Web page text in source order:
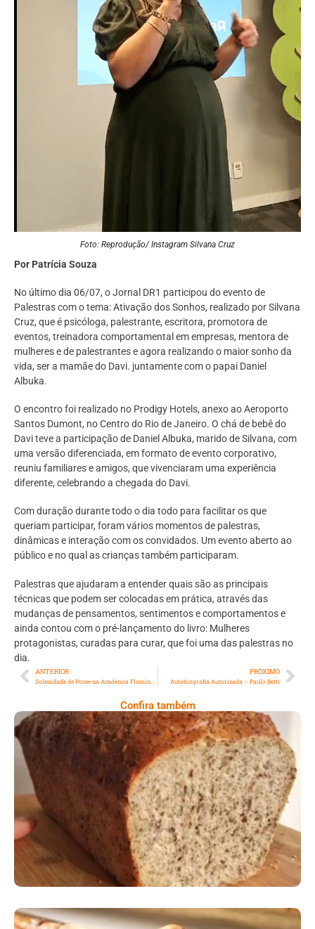
Foto: Reprodução/ Instagram Silvana Cruz
Por Patrícia Souza
No último dia 06/07, o Jornal DR1 participou do evento de
Palestras com o tema: Ativação dos Sonhos, realizado por Silvana
Cruz, que é psicóloga, palestrante, escritora, promotora de
eventos, treinadora comportamental em empresas, mentora de
mulheres e de palestrantes e agora realizando o maior sonho da
vida, ser a mamãe do Davi. juntamente com o papai Daniel
Albuka.
O encontro foi realizado no Prodigy Hotels, anexo ao Aeroporto
Santos Dumont, no Centro do Rio de Janeiro. O chá de bebê do
Davi teve a participação de Daniel Albuka, marido de Silvana, com
uma versão diferenciada, em formato de evento corporativo,
reuniu familiares e amigos, que vivenciaram uma experiência
diferente, celebrando a chegada do Davi.
Com duração durante todo o dia todo para facilitar os que
queriam participar, foram vários momentos de palestras,
dinâmicas e interação com os convidados. Um evento aberto ao
público e no qual as crianças também participaram.
Palestras que ajudaram a entender quais são as principais
técnicas que podem ser colocadas em prática, através das
mudanças de pensamentos, sentimentos e comportamentos e
ainda contou com o pré-lançamento do livro: Mulheres
protagonistas, curadas para curar, que foi uma das palestras no
dia.
ANTERIOR PRÓXIMO
Autobiografia Autorizada – Paulo Betti
Confira também
Comer Bem: Pão Low Carb